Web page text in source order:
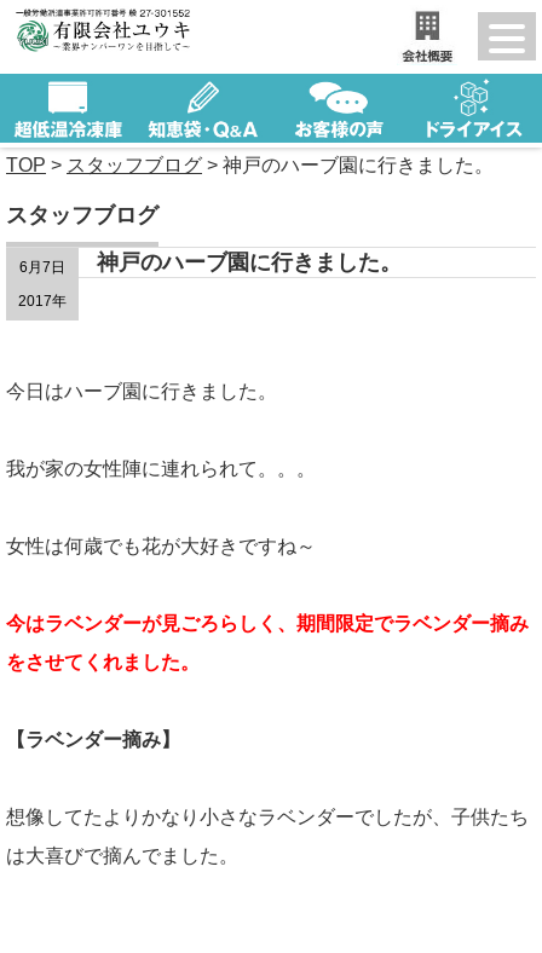
TOP > スタッフブログ > 神戸のハーブ園に行きました。
スタッフブログ
6月7日
2017年
神戸のハーブ園に行きました。
今日はハーブ園に行きました。
我が家の女性陣に連れられて。。。
女性は何歳でも花が大好きですね～
今はラベンダーが見ごろらしく、期間限定でラベンダー摘み
をさせてくれました。
【ラベンダー摘み】
想像してたよりかなり小さなラベンダーでしたが、子供たち
は大喜びで摘んでました。